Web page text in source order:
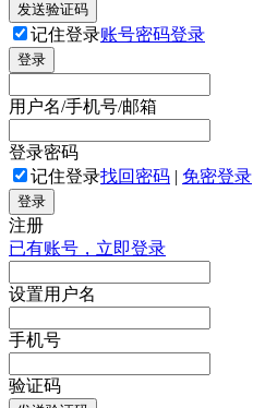
发送验证码
记住登录账号密码登录
登录
用户名/手机号/邮箱
登录密码
记住登录找回密码 | 免密登录
登录
注册
已有账号，立即登录
设置用户名
手机号
验证码